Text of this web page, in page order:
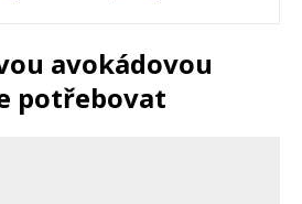
avokádovou
potřebovat